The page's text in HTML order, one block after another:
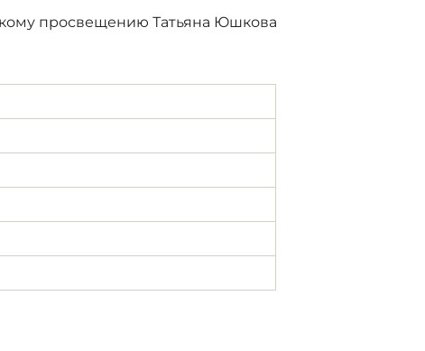
просвещению Татьяна Юшкова